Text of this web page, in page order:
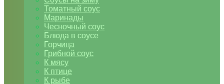
Томатный соус
Маринады
Чесночный соус
Блюда в соусе
Горчица
Грибной соус
К мясу
К птице
К рыбе